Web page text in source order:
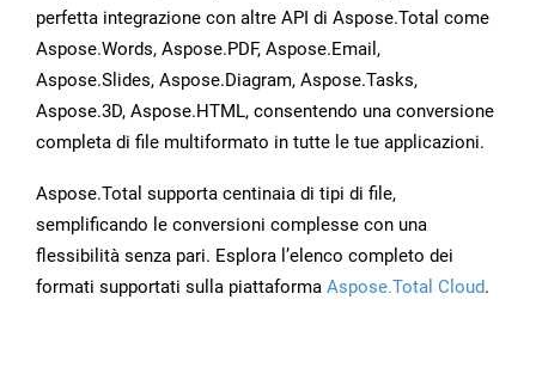
perfetta integrazione con altre API di Aspose.Total come
Aspose.Words, Aspose.PDF, Aspose.Email,
Aspose.Slides, Aspose.Diagram, Aspose.Tasks,
Aspose.3D, Aspose.HTML, consentendo una conversione
completa di file multiformato in tutte le tue applicazioni.
Aspose.Total supporta centinaia di tipi di file,
semplificando le conversioni complesse con una
flessibilità senza pari. Esplora l’elenco completo dei
formati supportati sulla piattaforma Aspose.Total Cloud.